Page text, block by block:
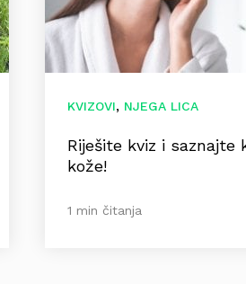
KVIZOVI, NJEGA LICA
Riješite kviz i saznajte
kože!
1 min čitanja